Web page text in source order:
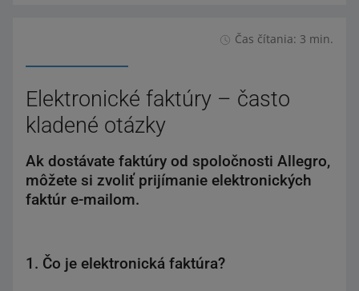
Čas čítania: 3 min.
Elektronické faktúry – často
kladené otázky
Ak dostávate faktúry od spoločnosti Allegro,
môžete si zvoliť prijímanie elektronických
faktúr e-mailom.
1. Čo je elektronická faktúra?